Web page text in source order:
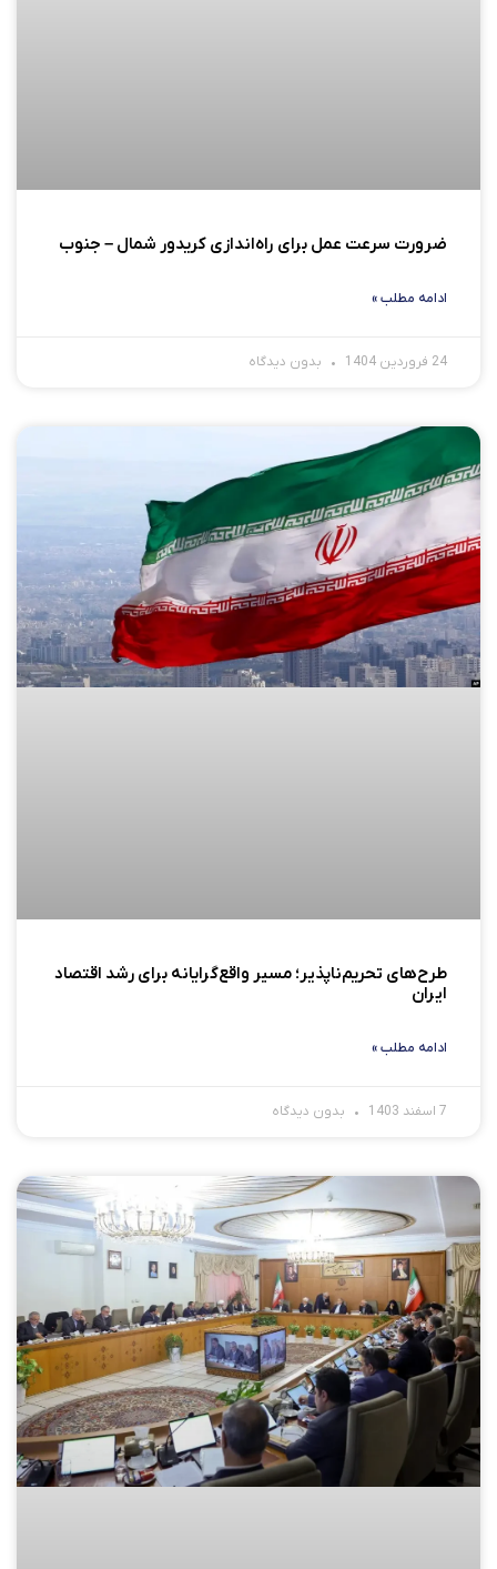
ضرورت سرعت عمل برای راه‌اندازی کریدور شمال – جنوب
ادامه مطلب »
24 فروردین 1404 بدون دیدگاه
طرح‌های تحریم‌ناپذیر؛ مسیر واقع‌گرایانه برای رشد اقتصاد
ایران
ادامه مطلب »
7 اسفند 1403 بدون دیدگاه